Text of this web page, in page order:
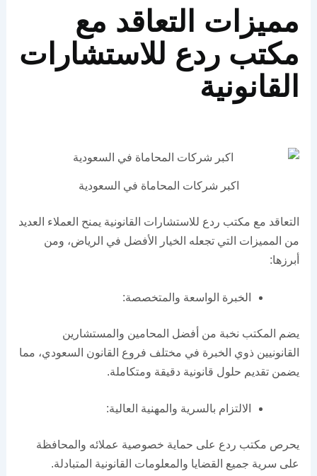
مميزات التعاقد مع
مكتب ردع للاستشارات
القانونية
اكبر شركات المحاماة في السعودية
التعاقد مع مكتب ردع للاستشارات القانونية يمنح العملاء العديد
من المميزات التي تجعله الخيار الأفضل في الرياض، ومن
أبرزها:
الخبرة الواسعة والمتخصصة:
يضم المكتب نخبة من أفضل المحامين والمستشارين
القانونيين ذوي الخبرة في مختلف فروع القانون السعودي، مما
يضمن تقديم حلول قانونية دقيقة ومتكاملة.
الالتزام بالسرية والمهنية العالية:
يحرص مكتب ردع على حماية خصوصية عملائه والمحافظة
على سرية جميع القضايا والمعلومات القانونية المتبادلة.